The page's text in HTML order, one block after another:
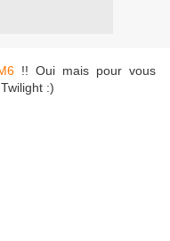
!! Oui mais pour vous
:)